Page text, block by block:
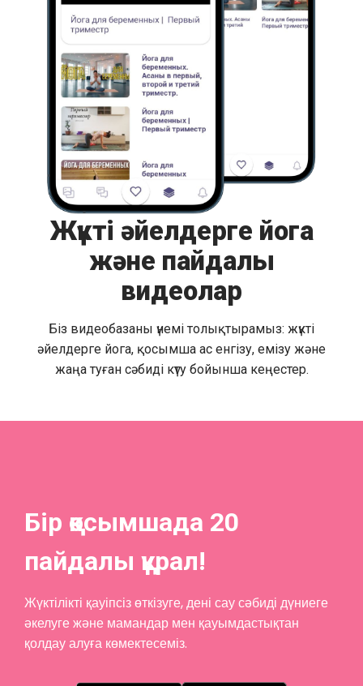
Жүкті әйелдерге йога
және пайдалы
видеолар
Біз видеобазаны үнемі толықтырамыз: жүкті
әйелдерге йога, қосымша ас енгізу, емізу және
жаңа туған сәбиді күту бойынша кеңестер.
Бір қосымшада 20
пайдалы құрал!
Жүктілікті қауіпсіз өткізуге, дені сау сәбиді дүниеге
әкелуге және мамандар мен қауымдастықтан
қолдау алуға көмектесеміз.